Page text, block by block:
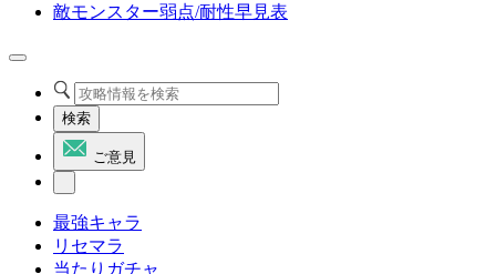
敵モンスター弱点/耐性早見表
検索
ご意見
最強キャラ
リセマラ
当たりガチャ